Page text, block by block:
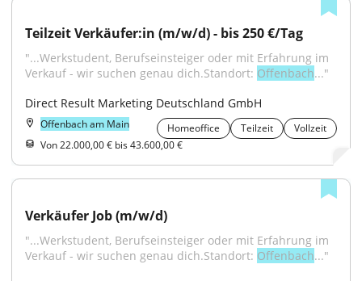
Teilzeit Verkäufer:in (m/w/d) - bis 250 €/Tag
"...Werkstudent, Berufseinsteiger oder mit Erfahrung im
Verkauf - wir suchen genau dich.Standort: Offenbach..."
Direct Result Marketing Deutschland GmbH
Offenbach am Main Homeoffice Teilzeit
Vollzeit
Von 22.000,00 € bis 43.600,00 €
Verkäufer Job (m/w/d)
"...Werkstudent, Berufseinsteiger oder mit Erfahrung im
Verkauf - wir suchen genau dich.Standort: Offenbach..."